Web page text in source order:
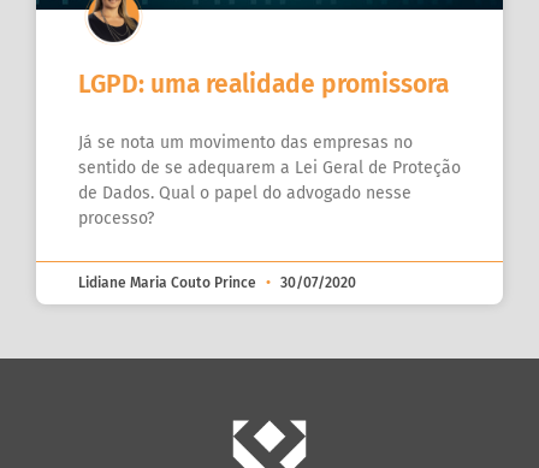
LGPD: uma realidade promissora
Já se nota um movimento das empresas no
sentido de se adequarem a Lei Geral de Proteção
de Dados. Qual o papel do advogado nesse
processo?
Lidiane Maria Couto Prince 30/07/2020